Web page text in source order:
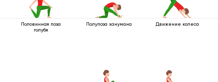
Половинная поза
голубя
Полупоза ханумана Движение колеса